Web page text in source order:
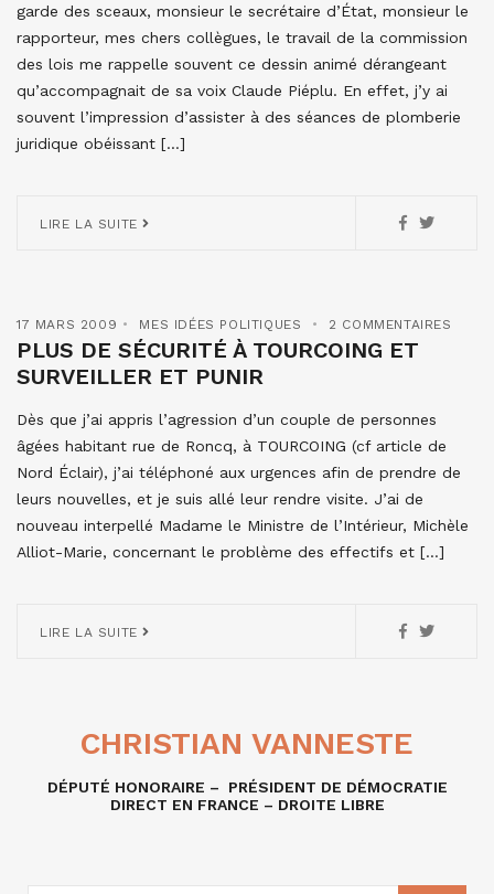
garde des sceaux, monsieur le secrétaire d’État, monsieur le
rapporteur, mes chers collègues, le travail de la commission
des lois me rappelle souvent ce dessin animé dérangeant
qu’accompagnait de sa voix Claude Piéplu. En effet, j’y ai
souvent l’impression d’assister à des séances de plomberie
juridique obéissant […]
LIRE LA SUITE
17 MARS 2009 MES IDÉES POLITIQUES 2 COMMENTAIRES
PLUS DE SÉCURITÉ À TOURCOING ET
SURVEILLER ET PUNIR
Dès que j’ai appris l’agression d’un couple de personnes
âgées habitant rue de Roncq, à TOURCOING (cf article de
Nord Éclair), j’ai téléphoné aux urgences afin de prendre de
leurs nouvelles, et je suis allé leur rendre visite. J’ai de
nouveau interpellé Madame le Ministre de l’Intérieur, Michèle
Alliot-Marie, concernant le problème des effectifs et […]
LIRE LA SUITE
CHRISTIAN VANNESTE
DÉPUTÉ HONORAIRE – PRÉSIDENT DE DÉMOCRATIE
DIRECT EN FRANCE – DROITE LIBRE